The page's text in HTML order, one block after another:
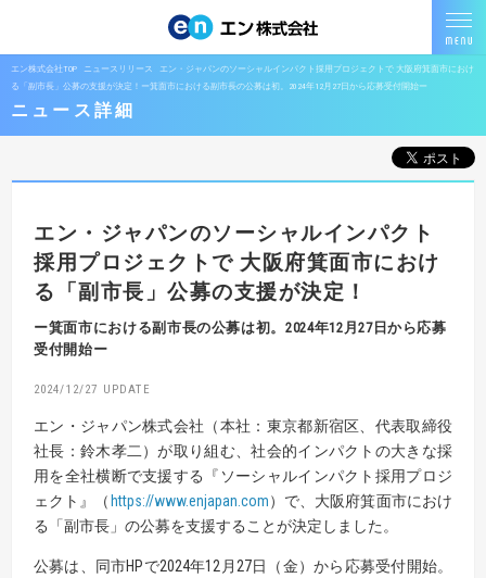
エン株式会社TOP ニュースリリース
エン・ジャパンのソーシャルインパクト採用プロジェクトで 大阪府箕面市におけ
る「副市長」公募の支援が決定！ー箕面市における副市長の公募は初。2024年12月27日から応募受付開始ー
ニュース詳細
エン・ジャパンのソーシャルインパクト
採用プロジェクトで 大阪府箕面市におけ
る「副市長」公募の支援が決定！
ー箕面市における副市長の公募は初。2024年12月27日から応募
受付開始ー
2024/12/27
エン・ジャパン株式会社（本社：東京都新宿区、代表取締役
社長：鈴木孝二）が取り組む、社会的インパクトの大きな採
用を全社横断で支援する『ソーシャルインパクト採用プロジ
ェクト』（https://www.enjapan.com）で、大阪府箕面市におけ
る「副市長」の公募を支援することが決定しました。
公募は、同市HPで2024年12月27日（金）から応募受付開始。